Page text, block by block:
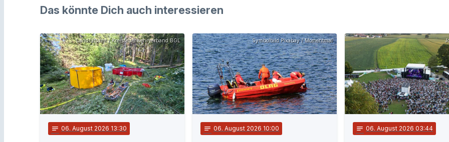
Das könnte Dich auch interessieren
Landratsamt / Kreisfeuerwehrverband BGL
notes 06. August 2026 13:30
Symbolbild Pixabay / Momentmal
notes 06. August 2026 10:00 notes 06. August 2026 03:44